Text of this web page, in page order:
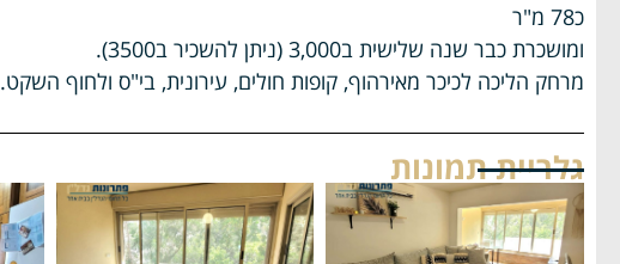
כ78 מ"ר
ומושכרת כבר שנה שלישית ב3,000 (ניתן להשכיר ב3500).
מרחק הליכה לכיכר מאירהוף, קופות חולים, עירונית, בי"ס ולחוף השקט.
גלריית תמונות